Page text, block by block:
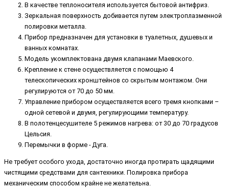
В качестве теплоносителя используется бытовой антифриз.
Зеркальная поверхность добивается путем электроплазменной
полировки металла.
Прибор предназначен для установки в туалетных, душевых и
ванных комнатах.
Модель укомплектована двумя клапанами Маевского.
Крепление к стене осуществляется с помощью 4
телескопических кронштейнов со скрытым монтажом. Они
регулируются от 70 до 50 мм.
Управление прибором осуществляется всего тремя кнопками –
одной сетевой и двумя, регулирующими температуру.
В полотенцесушителе 5 режимов нагрева: от 30 до 70 градусов
Цельсия.
Перемычки в форме - Дуга.
Не требует особого ухода, достаточно иногда протирать щадящими
чистящими средствами для сантехники. Полировка прибора
механическим способом крайне не желательна.